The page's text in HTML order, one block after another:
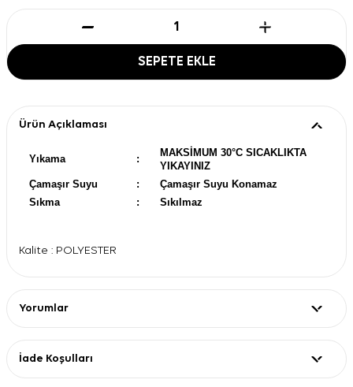
SEPETE EKLE
Ürün Açıklaması
Yıkama :
MAKSİMUM 30°C SICAKLIKTA
YIKAYINIZ
Çamaşır Suyu
:
Çamaşır Suyu Konamaz
Sıkma
: Sıkılmaz
Kalite : POLYESTER
Yorumlar
İade Koşulları